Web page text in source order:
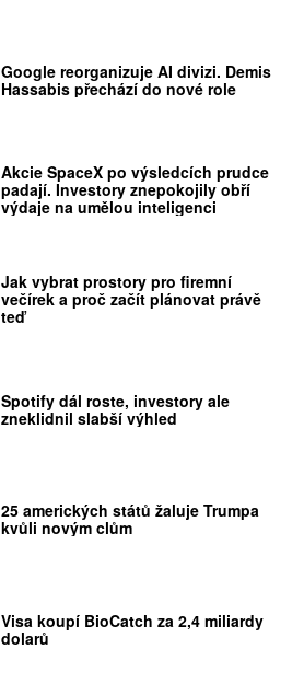
Google reorganizuje AI divizi. Demis
Hassabis přechází do nové role
Akcie SpaceX po výsledcích prudce
padají. Investory znepokojily obří
výdaje na umělou inteligenci
Jak vybrat prostory pro firemní
večírek a proč začít plánovat právě
teď
Spotify dál roste, investory ale
zneklidnil slabší výhled
25 amerických států žaluje Trumpa
kvůli novým clům
Visa koupí BioCatch za 2,4 miliardy
dolarů